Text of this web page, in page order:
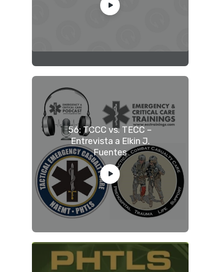
56: TCCC vs. TECC –
Entrevista a Elkin J.
Fuentes